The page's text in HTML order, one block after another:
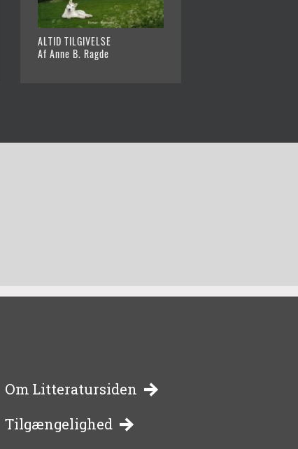
ALTID TILGIVELSE
Af Anne B. Ragde
-
Om Litteratursiden
Tilgængelighed